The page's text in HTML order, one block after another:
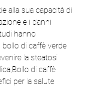
alla sua capacità di
e i danni
hanno
di caffè verde
la steatosi
di caffè
per la salute